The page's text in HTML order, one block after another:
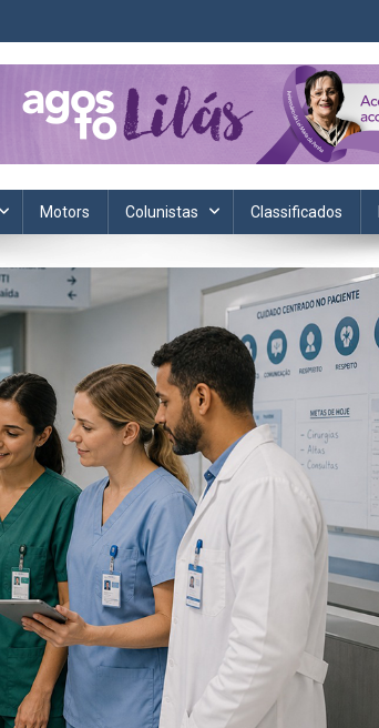
política, saúde, economia, esportes e cotidiano.
Motors Colunistas Classificados